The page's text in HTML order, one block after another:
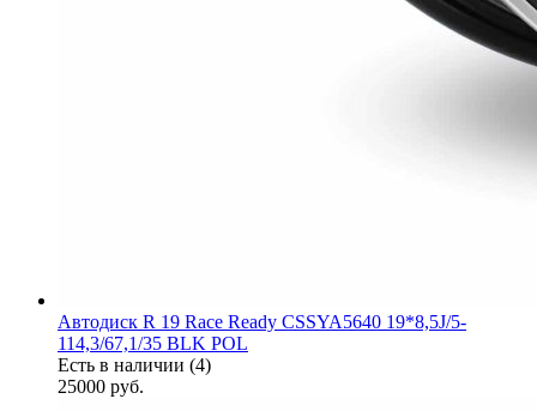
Автодиск R 19 Race Ready CSSYA5640 19*8,5J/5-
114,3/67,1/35 BLK POL
Есть в наличии (4)
25000 руб.